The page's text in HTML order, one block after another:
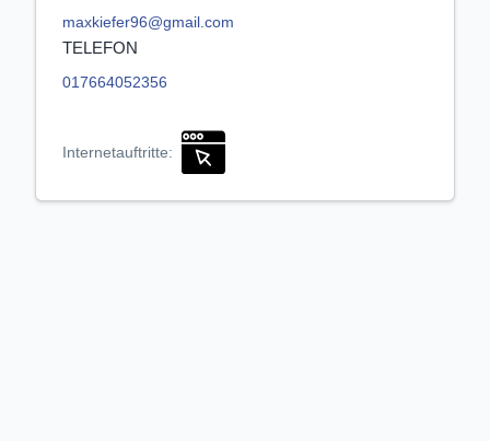
maxkiefer96@gmail.com
TELEFON
017664052356
Internetauftritte: